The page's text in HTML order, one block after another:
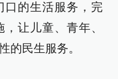
口的生活服务，完
让儿童、青年、
的民生服务。